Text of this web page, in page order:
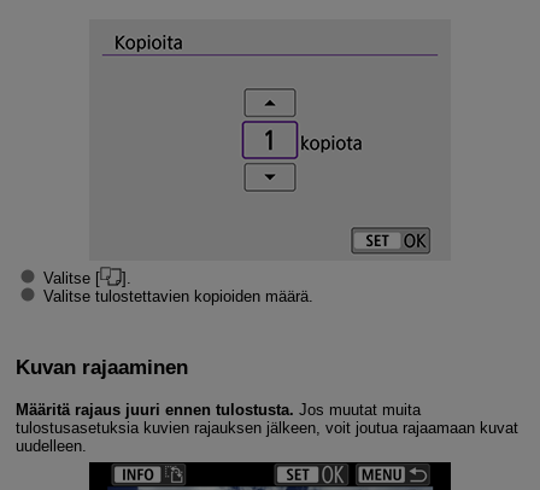
Valitse [
].
Valitse tulostettavien kopioiden määrä.
Kuvan rajaaminen
Määritä rajaus juuri ennen tulostusta. Jos muutat muita
tulostusasetuksia kuvien rajauksen jälkeen, voit joutua rajaamaan kuvat
uudelleen.